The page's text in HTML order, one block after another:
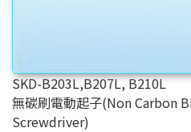
SKD-B203L,B207L, B210L
無碳刷電動起子(Non Carbon
Screwdriver)